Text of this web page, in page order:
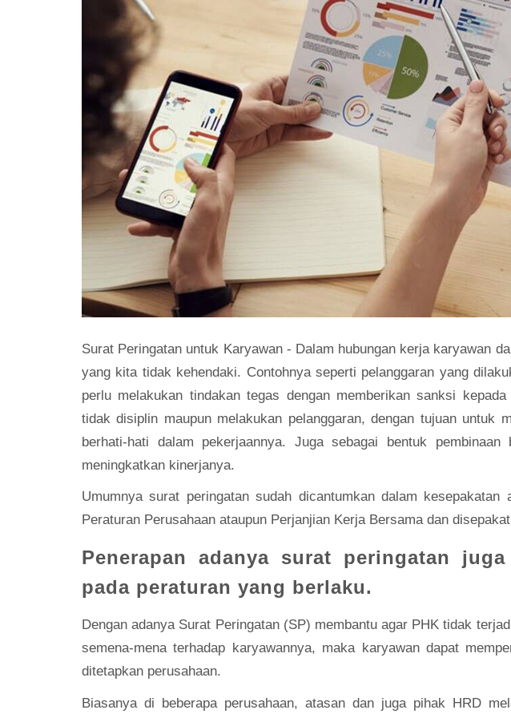
Surat Peringatan untuk Karyawan - Dalam hubungan kerja karyawan
yang kita tidak kehendaki. Contohnya seperti pelanggaran yang
perlu melakukan tindakan tegas dengan memberikan sanksi
tidak disiplin maupun melakukan pelanggaran, dengan tujuan untuk
berhati-hati dalam pekerjaannya. Juga sebagai bentuk
meningkatkan kinerjanya.
Umumnya surat peringatan sudah dicantumkan dalam kesepakatan
Peraturan Perusahaan ataupun Perjanjian Kerja Bersama dan
Penerapan adanya surat peringatan
pada peraturan yang berlaku.
Dengan adanya Surat Peringatan (SP) membantu agar PHK tidak
semena-mena terhadap karyawannya, maka karyawan dapat
ditetapkan perusahaan.
Biasanya di beberapa perusahaan, atasan dan juga pihak HRD